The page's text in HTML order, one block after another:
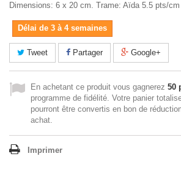
Dimensions: 6 x 20 cm. Trame: Aïda 5.5 pts/
Délai de 3 à 4 semaines
Tweet Partager Google+
En achetant ce produit vous gagnerez 50
programme de fidélité. Votre panier
pourront être convertis en bon de
achat.
Imprimer